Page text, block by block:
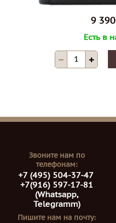
9
Есть в
Звоните нам по
телефонам:
+7 (495) 504-37-47
+7(916) 597-17-81
(Whatsapp,
Telegramm)
Пишите нам на почту: